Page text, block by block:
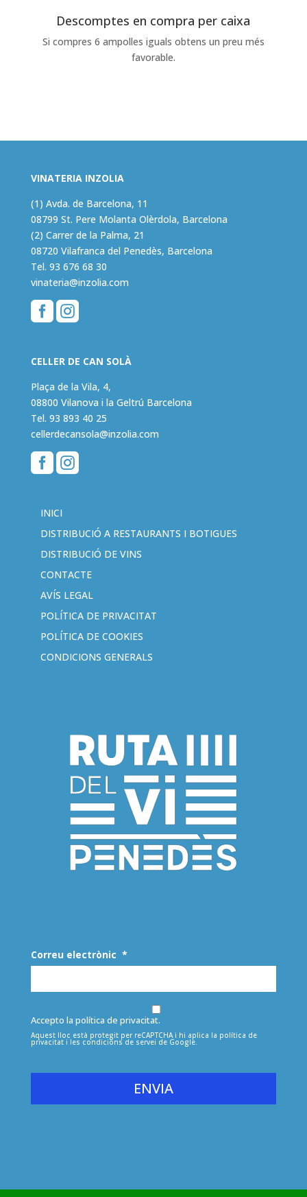
Descomptes en compra per caixa
Si compres 6 ampolles iguals obtens un preu més
favorable.
VINATERIA INZOLIA
(1) Avda. de Barcelona, 11
08799 St. Pere Molanta Olèrdola, Barcelona
(2) Carrer de la Palma, 21
08720 Vilafranca del Penedès, Barcelona
Tel. 93 676 68 30
vinateria@inzolia.com

CELLER DE CAN SOLÀ
Plaça de la Vila, 4,
08800 Vilanova i la Geltrú Barcelona
Tel. 93 893 40 25
cellerdecansola@inzolia.com

INICI
DISTRIBUCIÓ A RESTAURANTS I BOTIGUES
DISTRIBUCIÓ DE VINS
CONTACTE
AVÍS LEGAL
POLÍTICA DE PRIVACITAT
POLÍTICA DE COOKIES
CONDICIONS GENERALS
Correu electrònic *
Accepto la política de privacitat.
Aquest lloc està protegit per reCAPTCHA i hi aplica la política de
privacitati les condicions de servei de Google.